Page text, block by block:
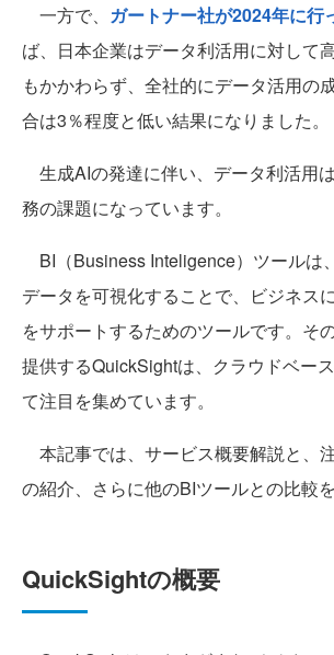
一方で、 ガートナー社が2024年に行
ば、日本企業はデータ利活用に対して
もかかわらず、全社的にデータ活用の
合は3％程度と低い結果になりました。
生成AIの発達に伴い、データ利活用
務の課題になっています。
BI（Business Inteligence）ツールは
データを可視化することで、ビジネス
をサポートするためのツールです。そ
提供するQuickSightは、クラウドベー
て注目を集めています。
本記事では、サービス概要解説と、
の紹介、さらに他のBIツールとの比較を
QuickSightの概要